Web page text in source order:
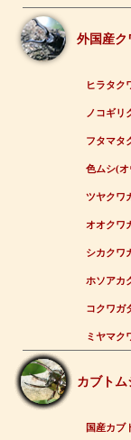
外国産ク
ヒラタク
ノコギリ
フタマタ
色ムシ(
ツヤクワ
オオクワ
シカクワ
ホソアカ
コクワガ
ミヤマク
カブトム
国産カブ